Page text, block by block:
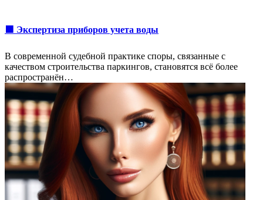
🟩 Экспертиза приборов учета воды
В современной судебной практике споры, связанные с
качеством строительства паркингов, становятся всё более
распространён…